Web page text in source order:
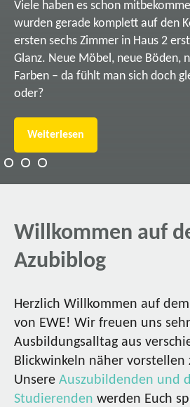
Viele haben es schon
wurden gerade komplett auf den
ersten sechs Zimmer in Haus 2
Glanz. Neue Möbel, neue Böden,
Farben – da fühlt man sich doch
oder?
Weiterlesen
Willkommen auf
Azubiblog
Herzlich Willkommen auf
von EWE! Wir freuen uns
Ausbildungsalltag aus
Blickwinkeln näher vorstellen
Unsere Auszubildenden und
Studierenden werden Euch